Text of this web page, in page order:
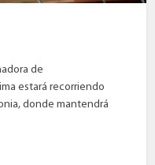
de
estará recorriendo
donde mantendrá